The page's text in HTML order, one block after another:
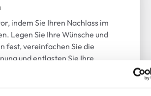
indem Sie Ihren Nachlass im
Legen Sie Ihre Wünsche und
fest, vereinfachen Sie die
und entlasten Sie Ihre